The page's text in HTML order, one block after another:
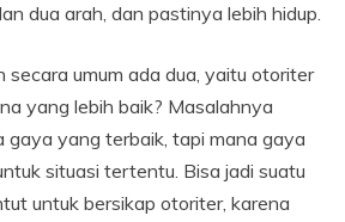
dua arah, dan pastinya lebih hidup.
secara umum ada dua, yaitu otoriter
yang lebih baik? Masalahnya
gaya yang terbaik, tapi mana gaya
situasi tertentu. Bisa jadi suatu
untuk bersikap otoriter, karena